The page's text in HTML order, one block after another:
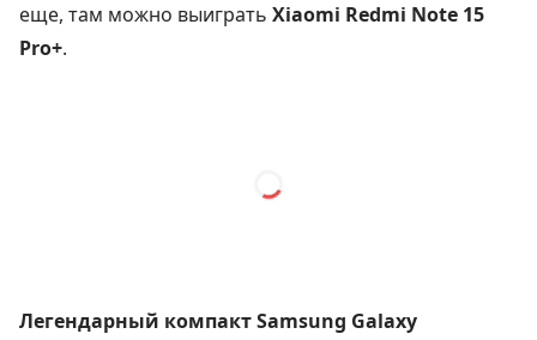
еще, там можно выиграть Xiaomi Redmi Note 15
Pro+.
Легендарный компакт Samsung Galaxy